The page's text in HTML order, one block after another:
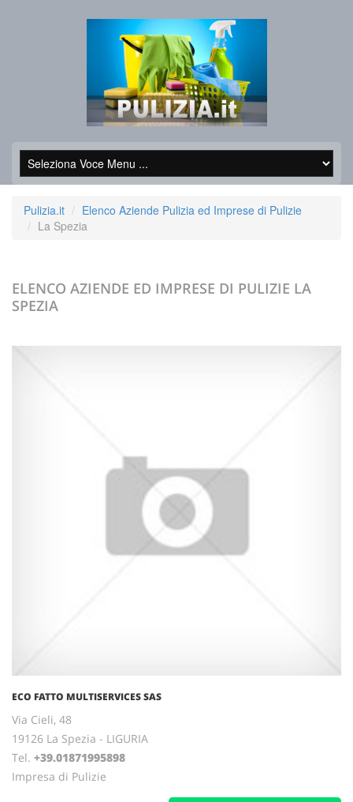
Pulizia.it
Elenco Aziende Pulizia ed Imprese di Pulizie
La Spezia
ELENCO AZIENDE ED IMPRESE DI PULIZIE LA
SPEZIA
ECO FATTO MULTISERVICES SAS
Via Cieli, 48
19126 La Spezia - LIGURIA
Tel. +39.01871995898
Impresa di Pulizie